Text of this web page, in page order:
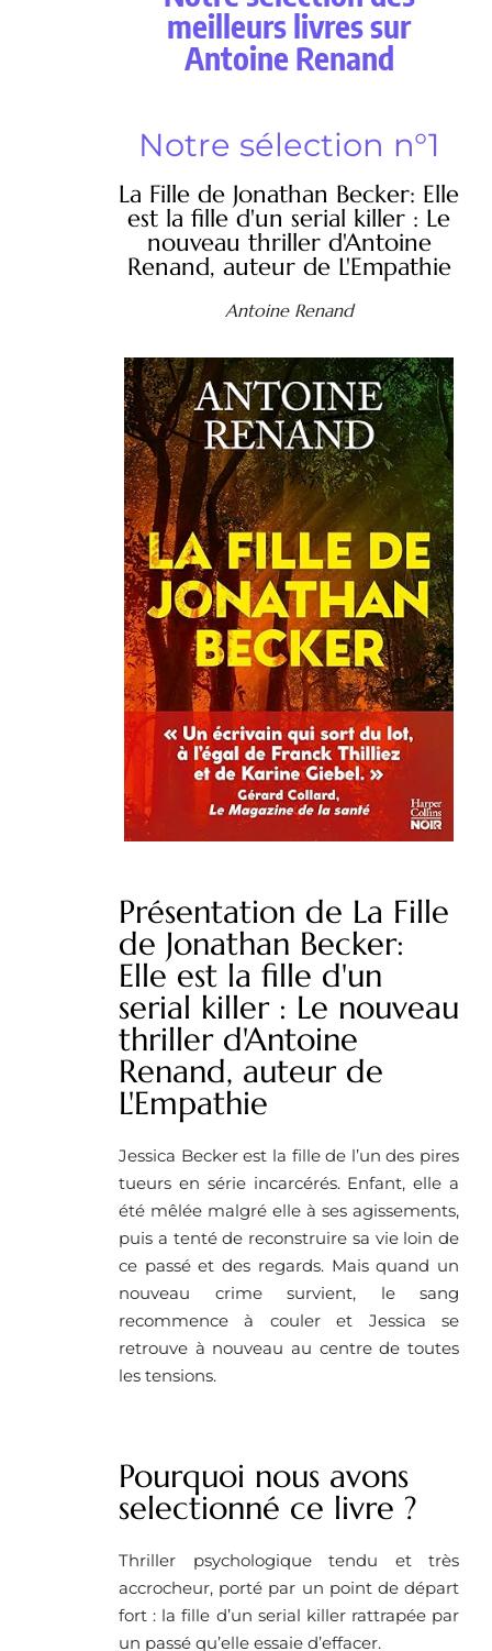
meilleurs livres sur
Antoine Renand
Notre sélection n°1
La Fille de Jonathan Becker: Elle
est la fille d'un serial killer : Le
nouveau thriller d'Antoine
Renand, auteur de L'Empathie
Antoine Renand
Présentation de La Fille
de Jonathan Becker:
Elle est la fille d'un
serial killer : Le nouveau
thriller d'Antoine
Renand, auteur de
L'Empathie
Jessica Becker est la fille de l’un des pires
tueurs en série incarcérés. Enfant, elle a
été mêlée malgré elle à ses agissements,
puis a tenté de reconstruire sa vie loin de
ce passé et des regards. Mais quand un
nouveau crime survient, le sang
recommence à couler et Jessica se
retrouve à nouveau au centre de toutes
les tensions.
Pourquoi nous avons
selectionné ce livre ?
Thriller psychologique tendu et très
accrocheur, porté par un point de départ
fort : la fille d’un serial killer rattrapée par
un passé qu’elle essaie d’effacer.